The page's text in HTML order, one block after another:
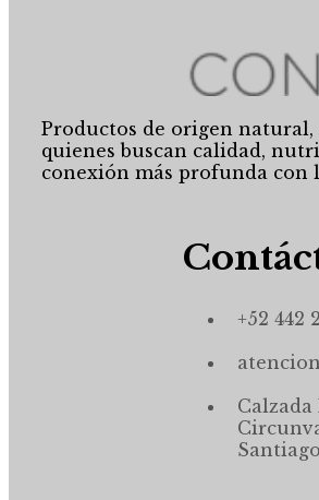
Productos de origen natural,
quienes buscan calidad,
conexión más profunda con
+52 442
Calzada